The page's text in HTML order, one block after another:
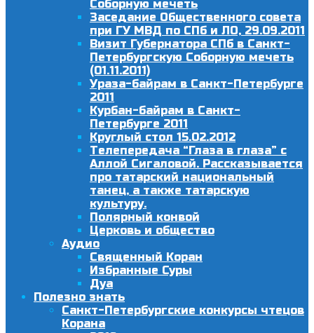
Соборную мечеть
Заседание Общественного совета
при ГУ МВД по СПб и ЛО, 29.09.2011
Визит Губернатора СПб в Санкт-
Петербургскую Соборную мечеть
(01.11.2011)
Ураза-байрам в Санкт-Петербурге
2011
Курбан-байрам в Санкт-
Петербурге 2011
Круглый стол 15.02.2012
Телепередача “Глаза в глаза” с
Аллой Сигаловой. Рассказывается
про татарский национальный
танец, а также татарскую
культуру.
Полярный конвой
Церковь и общество
Аудио
Священный Коран
Избранные Суры
Дуа
Полезно знать
Санкт-Петербургские конкурсы чтецов
Корана